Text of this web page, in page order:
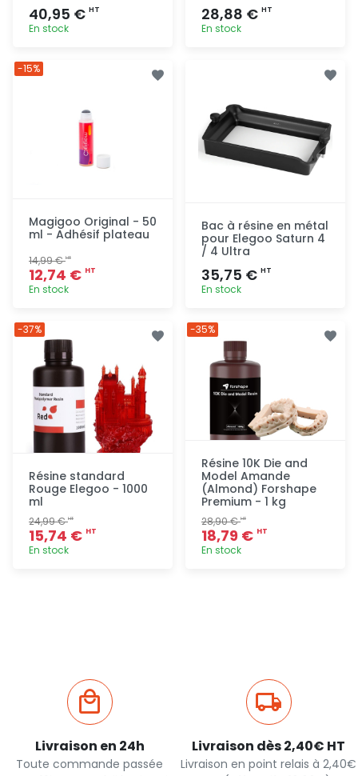
40,95 € HT
En stock
28,88 € HT
En stock
Magigoo Original - 50
ml - Adhésif plateau
14,99 €HT
12,74 € HT
En stock
-15%
Bac à résine en métal
pour Elegoo Saturn 4
/ 4 Ultra
35,75 € HT
En stock
Résine standard
Rouge Elegoo - 1000
ml
24,99 €HT
15,74 € HT
En stock
-37%
Résine 10K Die and
Model Amande
(Almond) Forshape
Premium - 1 kg
28,90 €HT
18,79 € HT
En stock
-35%
Livraison en 24h
Toute commande passée
Livraison dès 2,40€ HT
Livraison en point relais à 2,40€